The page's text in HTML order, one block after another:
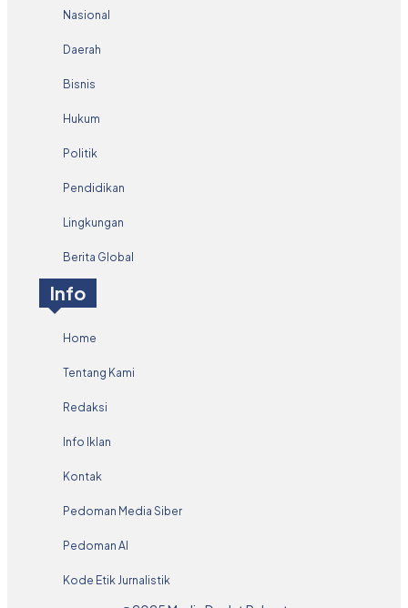
Nasional
Daerah
Bisnis
Hukum
Politik
Pendidikan
Lingkungan
Berita Global
Info
Home
Tentang Kami
Redaksi
Info Iklan
Kontak
Pedoman Media Siber
Pedoman AI
Kode Etik Jurnalistik